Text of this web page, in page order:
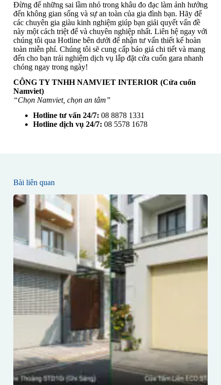
Đừng để những sai lầm nhỏ trong khâu đo đạc làm ảnh hưởng
đến không gian sống và sự an toàn của gia đình bạn. Hãy để
các chuyên gia giàu kinh nghiệm giúp bạn giải quyết vấn đề
này một cách triệt để và chuyên nghiệp nhất. Liên hệ ngay với
chúng tôi qua Hotline bên dưới để nhận tư vấn thiết kế hoàn
toàn miễn phí. Chúng tôi sẽ cung cấp báo giá chi tiết và mang
đến cho bạn trải nghiệm dịch vụ lắp đặt cửa cuốn gara nhanh
chóng ngay trong ngày!
CÔNG TY TNHH NAMVIET INTERIOR (Cửa cuốn
Namviet)
“Chọn Namviet, chọn an tâm”
Hotline tư vấn 24/7: 08 8878 1331
Hotline dịch vụ 24/7: 08 5578 1678
Bài liên quan